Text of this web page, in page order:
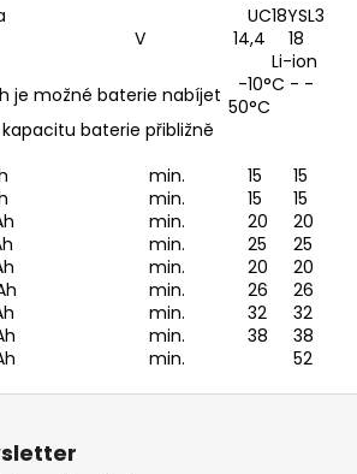
UC18YSL3
V 14,4
18
Li-ion
je možné baterie nabíjet
-10°C - ­
50°C
baterie přibližně
min. 15
15
min. 15
15
min. 20
20
min. 25
25
min. 20
20
min. 26
26
min. 32
32
min. 38
38
min. 52